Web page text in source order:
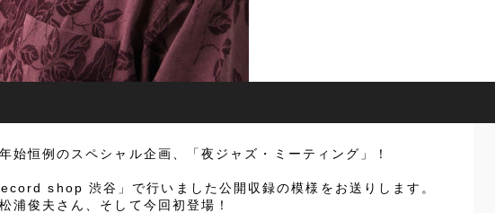
始恒例のスペシャル企画、「夜ジャズ・ミーティング」！
shop 渋谷」で行いました公開収録の模様をお送りします。
浦俊夫さん、そして今回初登場！